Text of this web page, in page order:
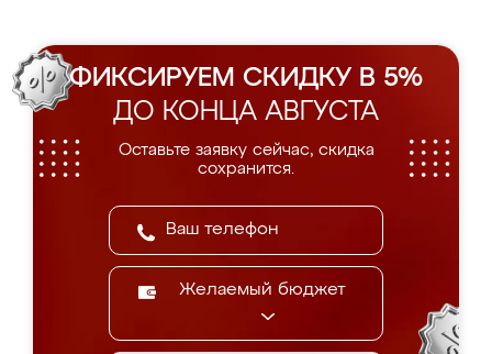
ФИКСИРУЕМ СКИДКУ В 5%
ДО КОНЦА АВГУСТА
Оставьте заявку сейчас, скидка
сохранится.
Желаемый бюджет